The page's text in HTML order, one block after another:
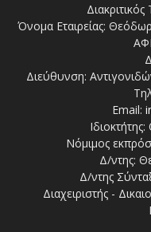
Όνομα Εταιρείας:
Διεύθυνση:
Email:
Νόμιμος
Δ/ντης:
Δ/ντης
Διαχειριστής -